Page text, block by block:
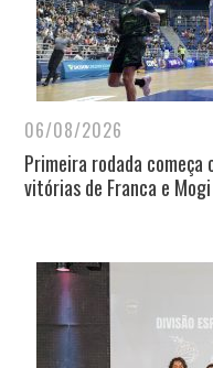
06/08/2026
Primeira rodada começa
vitórias de Franca e Mogi